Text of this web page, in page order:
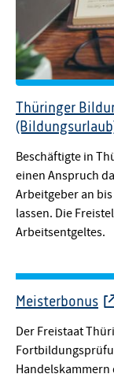
Thüringer
Beschäftigte in
einen Anspruch
Arbeitgeber an
lassen. Die
Arbeitsentgeltes.
Meisterbonus
Der Freistaat
Handelskammern